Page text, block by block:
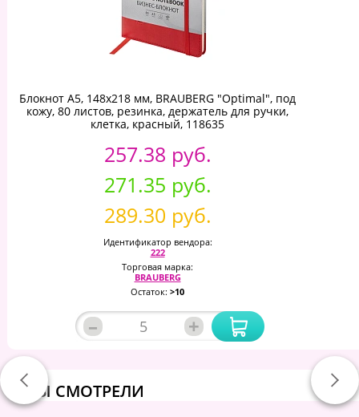
Блокнот А5, 148x218 мм, BRAUBERG "Optimal", под
кожу, 80 листов, резинка, держатель для ручки,
клетка, красный, 118635
257.38 руб.
271.35 руб.
289.30 руб.
Идентификатор вендора:
222
Торговая марка:
BRAUBERG
Остаток: >10
– +
ВЫ СМОТРЕЛИ